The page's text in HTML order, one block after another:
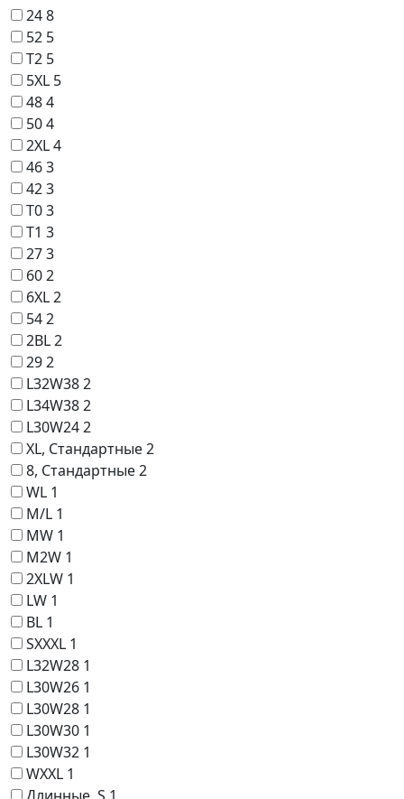
248
52 5
T2 5
5XL 5
484
504
2XL4
463
423
T03
T1 3
273
602
6XL2
542
2BL2
292
L32W382
L34W382
L30W242
XL, Стандартные2
8, Стандартные2
WL 1
M/L 1
MW 1
M2W 1
2XLW 1
LW 1
BL 1
SXXXL 1
L32W28 1
L30W26 1
L30W28 1
L30W30 1
L30W32 1
WXXL 1